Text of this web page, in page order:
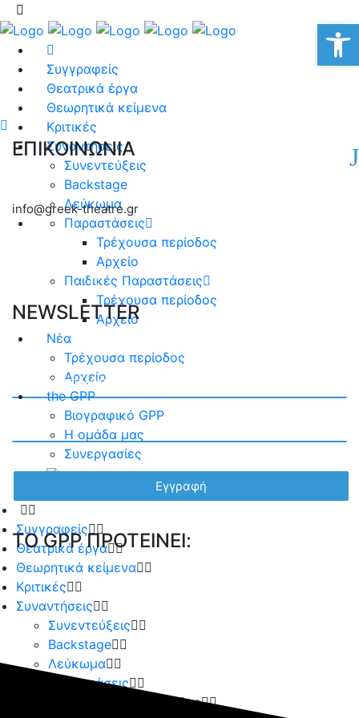
Συγγραφείς
Θεατρικά έργα
Θεωρητικά κείμενα
Κριτικές
Συναντήσεις
Συνεντεύξεις
Backstage
Λεύκωμα
Παραστάσεις
Τρέχουσα περίοδος
Αρχείο
Παιδικές Παραστάσεις
Τρέχουσα περίοδος
Αρχείο
Νέα
Τρέχουσα περίοδος
Αρχείο
the GPP
Βιογραφικό GPP
Η ομάδα μας
Συνεργασίες
Συγγραφείς
Θεατρικά έργα
Θεωρητικά κείμενα
Κριτικές
Συναντήσεις
Συνεντεύξεις
Backstage
Λεύκωμα
Παραστάσεις
Τρέχουσα περίοδος
ΕΠΙΚΟΙΝΩΝΙΑ
info@greek-theatre.gr
NEWSLETTER
TO GPP ΠΡΟΤΕΙΝΕΙ: